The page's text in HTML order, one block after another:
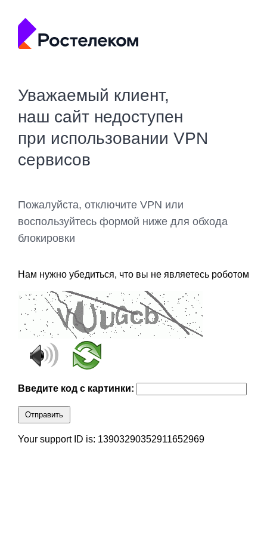
Уважаемый клиент,
наш сайт недоступен
при использовании VPN
сервисов
Пожалуйста, отключите VPN или
воспользуйтесь формой ниже для обхода
блокировки
Нам нужно убедиться, что вы не являетесь роботом
Введите код с картинки:
Отправить
Your support ID is: 13903290352911652969